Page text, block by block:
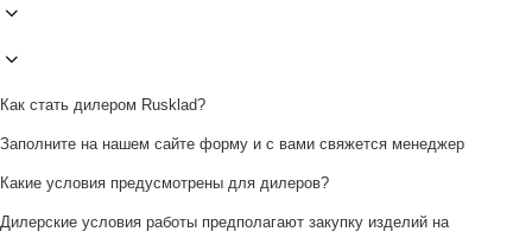
Как стать дилером Rusklad?
Заполните на нашем сайте форму и с вами свяжется менеджер
Какие условия предусмотрены для дилеров?
Дилерские условия работы предполагают закупку изделий на